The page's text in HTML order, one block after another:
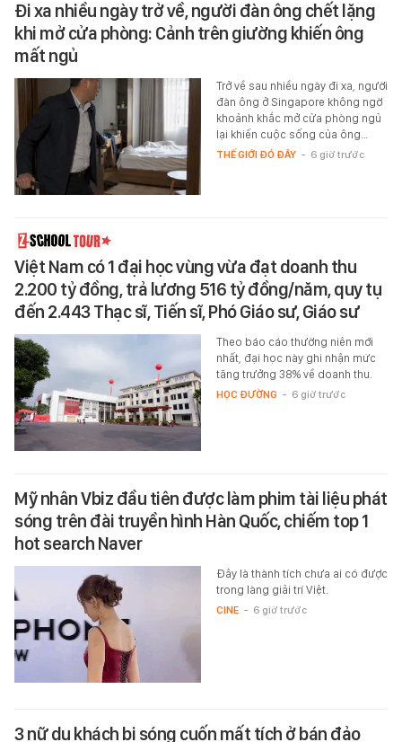
Đi xa nhiều ngày trở về, người đàn ông chết lặng
khi mở cửa phòng: Cảnh trên giường khiến ông
mất ngủ
Trở về sau nhiều ngày đi xa, người
đàn ông ở Singapore không ngờ
khoảnh khắc mở cửa phòng ngủ
lại khiến cuộc sống của ông…
THẾ GIỚI ĐÓ ĐÂY - 6 giờ trước
Việt Nam có 1 đại học vùng vừa đạt doanh thu
2.200 tỷ đồng, trả lương 516 tỷ đồng/năm, quy tụ
đến 2.443 Thạc sĩ, Tiến sĩ, Phó Giáo sư, Giáo sư
Theo báo cáo thường niên mới
nhất, đại học này ghi nhận mức
tăng trưởng 38% về doanh thu.
HỌC ĐƯỜNG - 6 giờ trước
Mỹ nhân Vbiz đầu tiên được làm phim tài liệu phát
sóng trên đài truyền hình Hàn Quốc, chiếm top 1
hot search Naver
Đây là thành tích chưa ai có được
trong làng giải trí Việt.
CINE - 6 giờ trước
3 nữ du khách bị sóng cuốn mất tích ở bán đảo